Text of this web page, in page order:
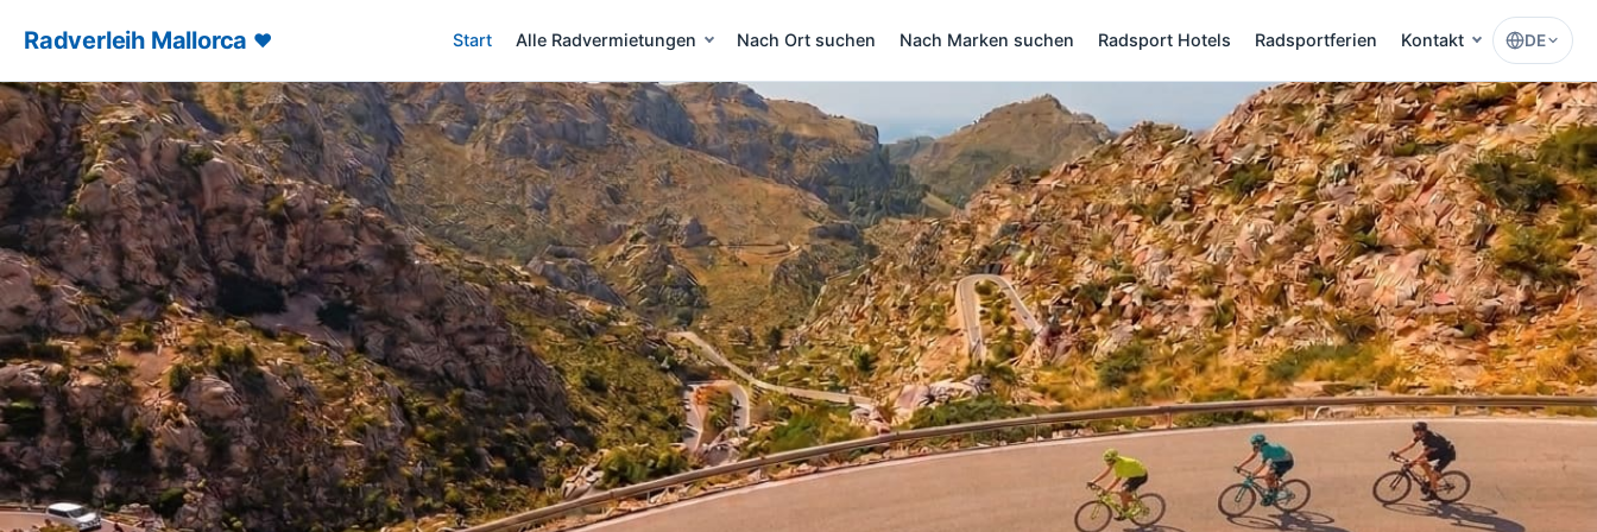
Radverleih Mallorca ♥ Start
– Radverleih Mallorca
Alle Radvermietungen Nach Ort suchen Nach Marken suchen Radsport Hotels Radsportferien Kontakt DE